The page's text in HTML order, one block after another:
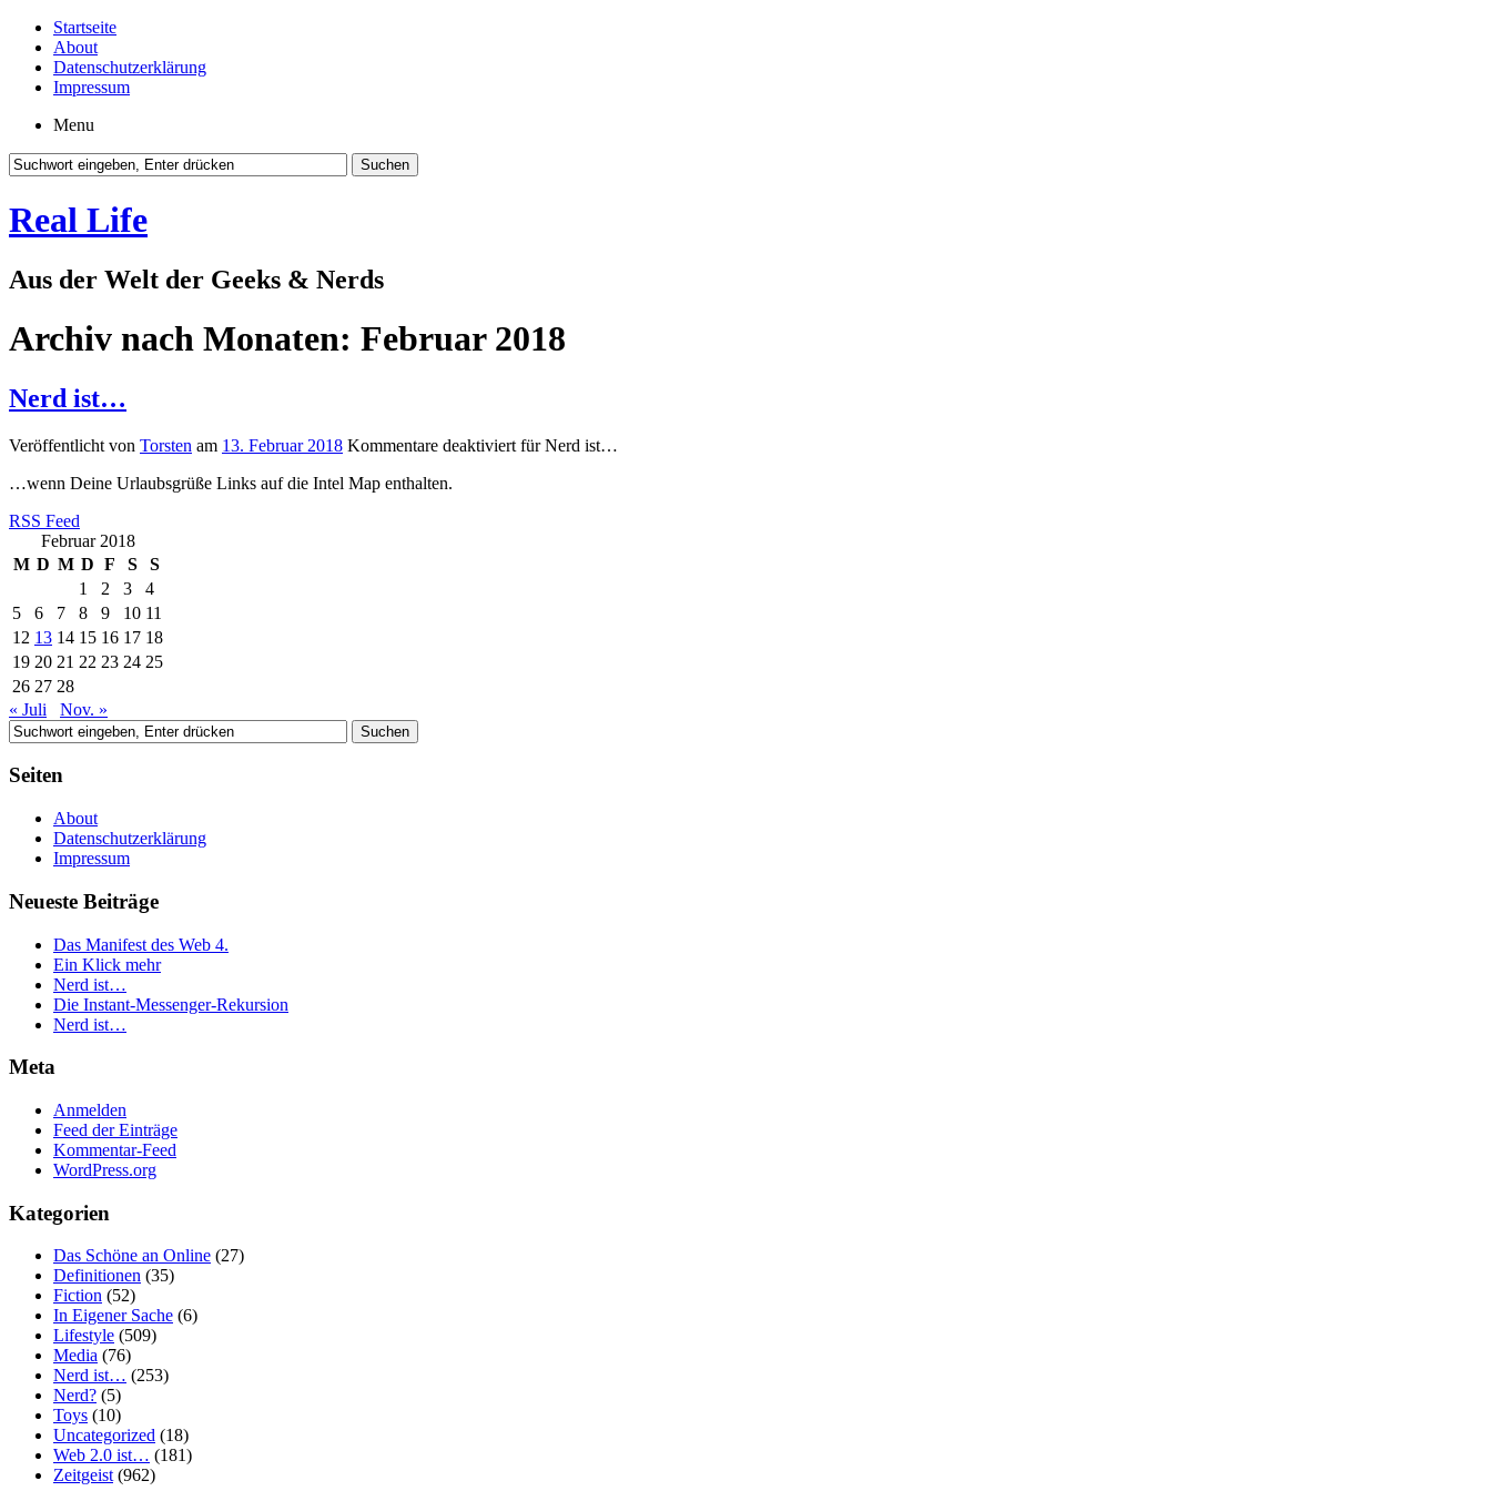
Startseite
About
Datenschutzerklärung
Impressum
Menu
Real Life
Aus der Welt der Geeks & Nerds
Archiv nach Monaten: Februar 2018
Nerd ist…
Veröffentlicht von Torsten am 13. Februar 2018 Kommentare deaktiviert für Nerd ist…
…wenn Deine Urlaubsgrüße Links auf die Intel Map enthalten.
RSS Feed
Februar 2018
M D M D F S
S
1
2 3
4
5
6 7 8 9 10 11
12 13 14 15 16 17 18
19 20 21 22 23 24 25
26 27 28
« Juli
Nov. »
Seiten
About
Datenschutzerklärung
Impressum
Neueste Beiträge
Das Manifest des Web 4.
Ein Klick mehr
Nerd ist…
Die Instant-Messenger-Rekursion
Nerd ist…
Meta
Anmelden
Feed der Einträge
Kommentar-Feed
WordPress.org
Kategorien
Das Schöne an Online (27)
Definitionen (35)
Fiction (52)
In Eigener Sache (6)
Lifestyle (509)
Media (76)
Nerd ist… (253)
Nerd? (5)
Toys (10)
Uncategorized (18)
Web 2.0 ist… (181)
Zeitgeist(962)